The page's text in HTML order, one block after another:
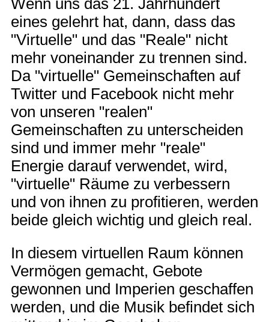
Wenn uns das 21. Jahrhundert
eines gelehrt hat, dann, dass das
"Virtuelle" und das "Reale" nicht
mehr voneinander zu trennen sind.
Da "virtuelle" Gemeinschaften auf
Twitter und Facebook nicht mehr
von unseren "realen"
Gemeinschaften zu unterscheiden
sind und immer mehr "reale"
Energie darauf verwendet, wird,
"virtuelle" Räume zu verbessern
und von ihnen zu profitieren, werden
beide gleich wichtig und gleich real.
In diesem virtuellen Raum können
Vermögen gemacht, Gebote
gewonnen und Imperien geschaffen
werden, und die Musik befindet sich